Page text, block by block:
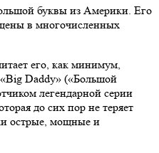
буквы из Америки. Его
в многочисленных
его, как минимум,
Daddy» («Большой
легендарной серии
до сих пор не теряет
острые, мощные и